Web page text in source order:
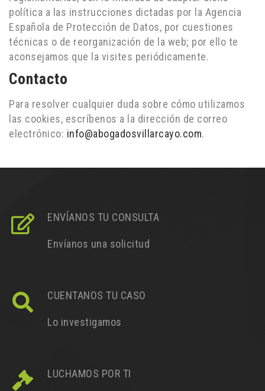
política a las instrucciones dictadas por la Agencia
Española de Protección de Datos, por cuestiones
técnicas o de reorganización de la web; por ello te
aconsejamos que la visites periódicamente.
Contacto
Para resolver cualquier duda sobre cómo utilizamos
las cookies, escríbenos a la dirección de correo
electrónico: info@abogadosvillarcayo.com.
ENVÍANOS TU CONSULTA
Envíanos una solicitud
CUENTANOS TU CASO
Lo investigamos
LUCHAMOS POR TI